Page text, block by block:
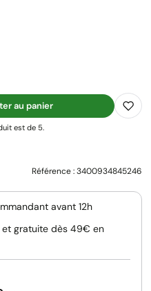
au panier
est de 5.
Référence :3400934845246
avant 12h
gratuite dès 49€ en